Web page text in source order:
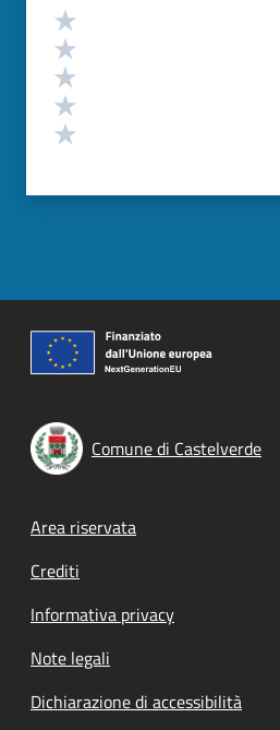
Valutazione
Comune di Castelverde
Footer menu
Area riservata
Crediti
Informativa privacy
Note legali
Dichiarazione di accessibilità